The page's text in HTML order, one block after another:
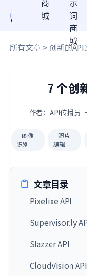
商
城
示
词
商
城
所有文章 > 创新的API
7 个创
作者：API传播员
图像
识别
照片
编辑
文章目录
Pixelixe API
Supervisor.ly
Slazzer API
CloudVision API